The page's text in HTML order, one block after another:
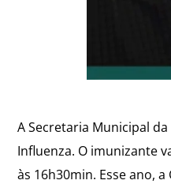
A Secretaria Municipal
Influenza. O imunizante
às 16h30min. Esse ano,